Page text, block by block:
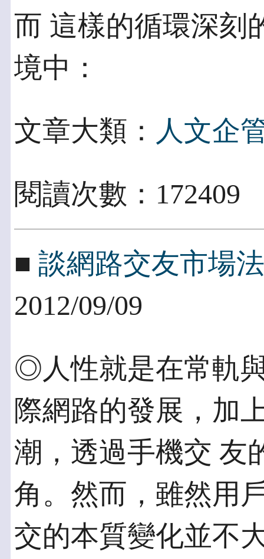
而 這樣的循環深刻
境中：
文章大類： 人文企
閱讀次數：
■ 談網路交友市場
2012/09/09
◎人性就是在常軌
際網路的發展，加
潮，透過手機交 友
角。然而，雖然用
交的本質變化並不